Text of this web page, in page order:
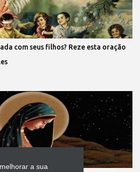
a sua
com seus filhos? Reze esta oração